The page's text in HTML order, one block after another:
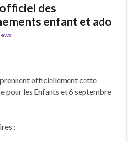
des
enfant et ado
officiellement cette
pour les Enfants et 6 septembre
: